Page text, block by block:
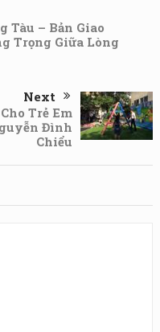
Tàu – Bản Giao
Trọng Giữa Lòng
Next
Trẻ Em
Đình
Chiểu